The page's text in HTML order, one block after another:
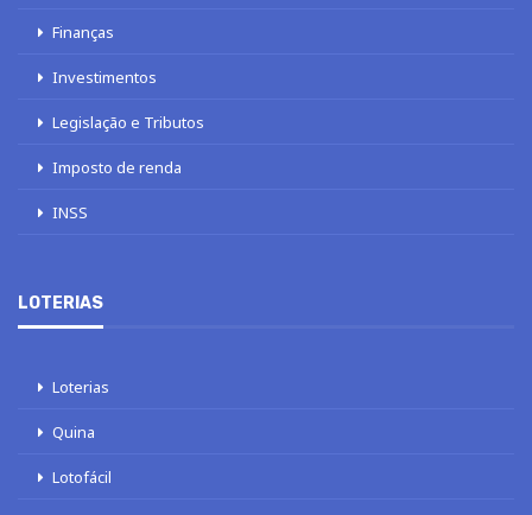
Finanças
Investimentos
Legislação e Tributos
Imposto de renda
INSS
LOTERIAS
Loterias
Quina
Lotofácil